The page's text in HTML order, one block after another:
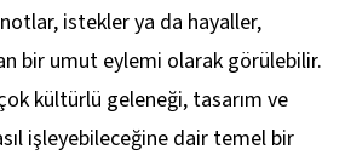
istekler ya da hayaller,
bir umut eylemi olarak görülebilir.
kültürlü geleneği, tasarım ve
işleyebileceğine dair temel bir